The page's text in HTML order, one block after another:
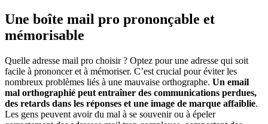
Une boîte mail pro prononçable et
mémorisable
Quelle adresse mail pro choisir ? Optez pour une adresse qui soit
facile à prononcer et à mémoriser. C’est crucial pour éviter les
nombreux problèmes liés à une mauvaise orthographe. Un email
mal orthographié peut entraîner des communications perdues,
des retards dans les réponses et une image de marque affaiblie.
Les gens peuvent avoir du mal à se souvenir ou à épeler